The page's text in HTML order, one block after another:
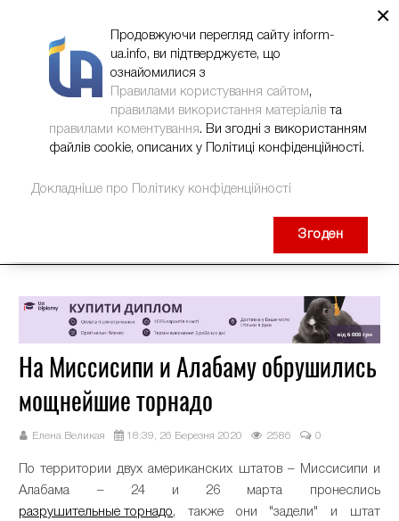
На Миссисипи и Алабаму обрушились
мощнейшие торнадо
Елена Великая 18:39, 26 Березня 2020 2586 0
По территории двух американских штатов – Миссисипи и
Алабама – 24 и 26 марта пронеслись
разрушительные торнадо, также они "задели" и штат
×
Продовжуючи перегляд сайту inform-
ua.info, ви підтверджуєте, що
ознайомилися з
Правилами користування сайтом,
правилами використання матеріалів та
правилами коментування. Ви згодні з використанням
файлів cookie, описаних у Політиці конфіденційності.
Докладніше про Політику конфіденційності
Згоден